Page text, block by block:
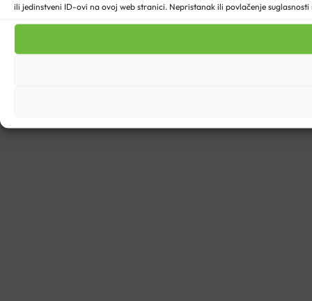
ili jedinstveni ID-ovi na ovoj web stranici. Nepristanak ili povlačenje